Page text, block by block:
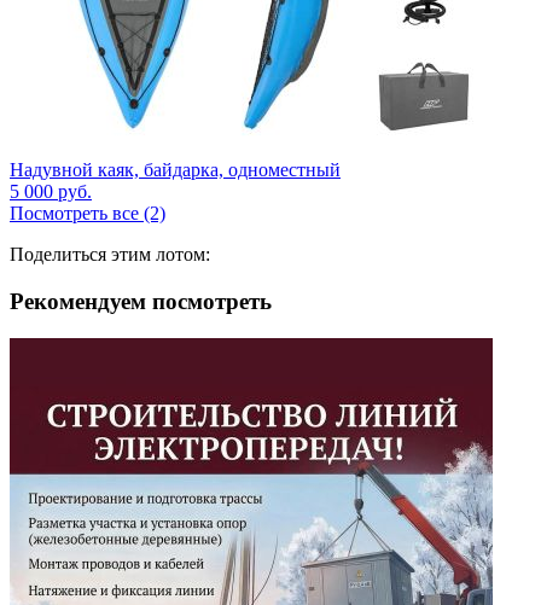
Надувной каяк, байдарка, одноместный
5 000 руб.
Посмотреть все (2)
Поделиться этим лотом:
Рекомендуем посмотреть